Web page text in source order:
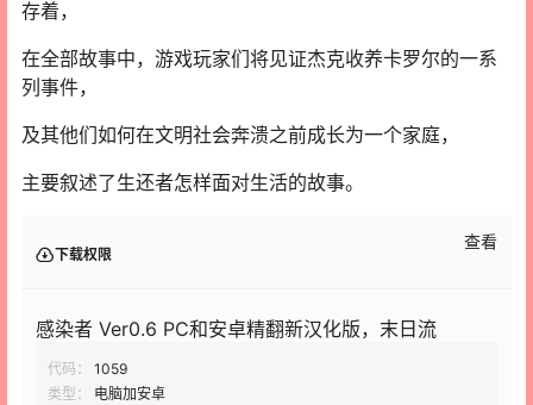
存着，
在全部故事中，游戏玩家们将见证杰克收养卡罗尔的一系
列事件，
及其他们如何在文明社会奔溃之前成长为一个家庭，
主要叙述了生还者怎样面对生活的故事。
下载权限
查看
感染者 Ver0.6 PC和安卓精翻新汉化版，末日流
代码：
1059
类型：
电脑加安卓